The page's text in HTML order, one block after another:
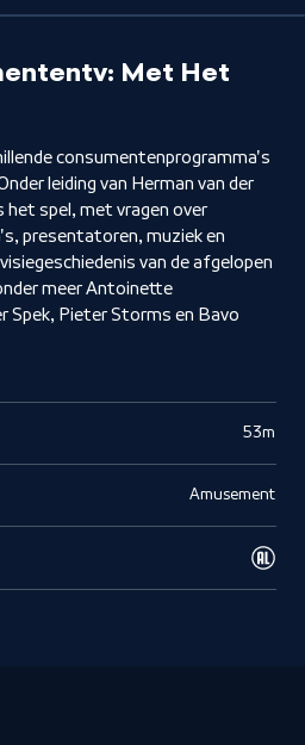
Met Het
consumentenprogramma's
leiding van Herman van der
het spel, met vragen over
presentatoren, muziek en
van de afgelopen
meer Antoinette
Spek, Pieter Storms en Bavo
53m
Amusement